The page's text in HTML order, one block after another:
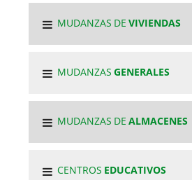
MUDANZAS DEVIVIENDAS
MUDANZASGENERALES
MUDANZAS DEALMACENES
CENTROS EDUCATIVOS